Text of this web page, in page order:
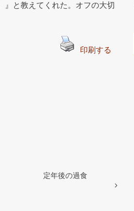
』と教えてくれた。オフの大切
印刷する
定年後の過食